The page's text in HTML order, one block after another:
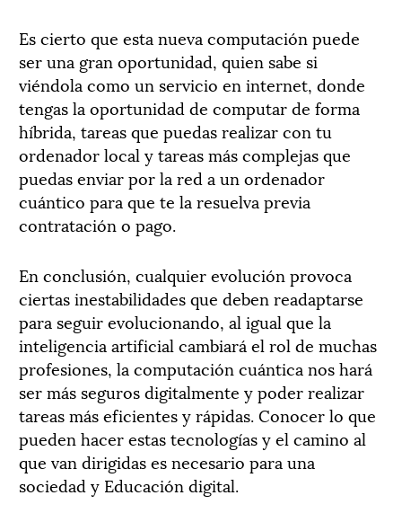
Es cierto que esta nueva computación puede
ser una gran oportunidad, quien sabe si
viéndola como un servicio en internet, donde
tengas la oportunidad de computar de forma
híbrida, tareas que puedas realizar con tu
ordenador local y tareas más complejas que
puedas enviar por la red a un ordenador
cuántico para que te la resuelva previa
contratación o pago.
En conclusión, cualquier evolución provoca
ciertas inestabilidades que deben readaptarse
para seguir evolucionando, al igual que la
inteligencia artificial cambiará el rol de muchas
profesiones, la computación cuántica nos hará
ser más seguros digitalmente y poder realizar
tareas más eficientes y rápidas. Conocer lo que
pueden hacer estas tecnologías y el camino al
que van dirigidas es necesario para una
sociedad y Educación digital.